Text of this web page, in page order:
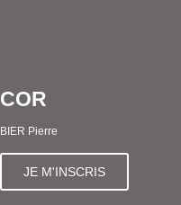
COR
BIER Pierre
JE M'INSCRIS